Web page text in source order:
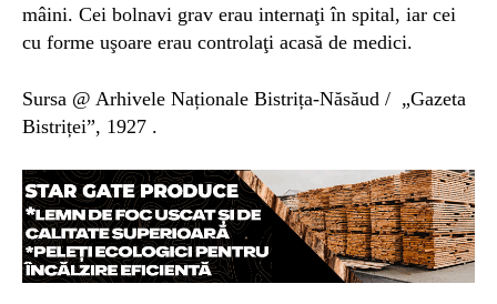
mâini. Cei bolnavi grav erau internaţi în spital, iar cei
cu forme uşoare erau controlaţi acasă de medici.
Sursa @ Arhivele Naționale Bistrița-Năsăud / „Gazeta
Bistriței”, 1927 .